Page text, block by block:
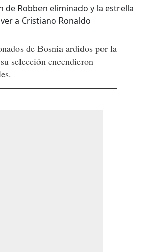
de Bosnia ardidos por la
selección encendieron